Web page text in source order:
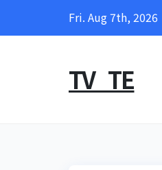
Fri. Aug 7th, 2026
TV_TE